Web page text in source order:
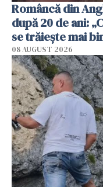
Româncă din
după 20 de ani:
se trăiește mai
08 AUGUST 2026